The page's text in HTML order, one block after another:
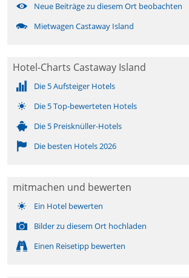
Neue Beiträge zu diesem Ort beobachten
Mietwagen Castaway Island
Hotel-Charts Castaway Island
Die 5 Aufsteiger Hotels
Die 5 Top-bewerteten Hotels
Die 5 Preisknüller-Hotels
Die besten Hotels 2026
mitmachen und bewerten
Ein Hotel bewerten
Bilder zu diesem Ort hochladen
Einen Reisetipp bewerten